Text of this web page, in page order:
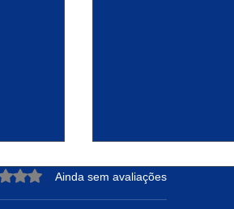
com 0 de 5 estrelas.
Ainda sem avaliações